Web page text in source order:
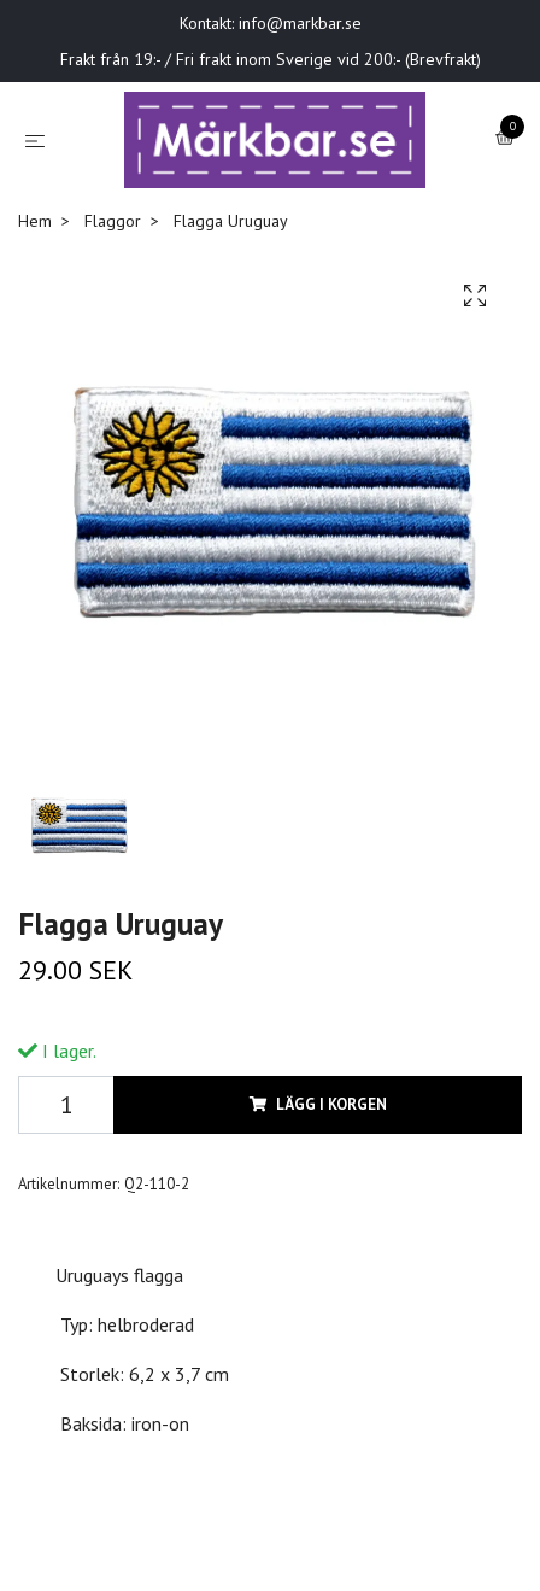
Kontakt: info@markbar.se
Frakt från 19:- / Fri frakt inom Sverige vid 200:- (Brevfrakt)
0
Hem Flaggor Flagga Uruguay
Flagga Uruguay
29.00 SEK
I lager.
LÄGG I KORGEN
Artikelnummer: Q2-110-2
Uruguays flagga
Typ: helbroderad
Storlek: 6,2 x 3,7 cm
Baksida: iron-on